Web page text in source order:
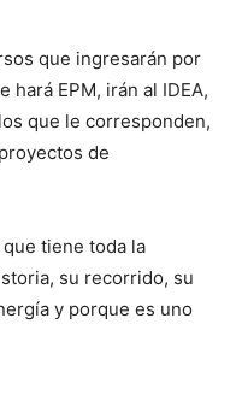
que ingresarán por
EPM, irán al IDEA,
que le corresponden,
de
tiene toda la
su recorrido, su
y porque es uno